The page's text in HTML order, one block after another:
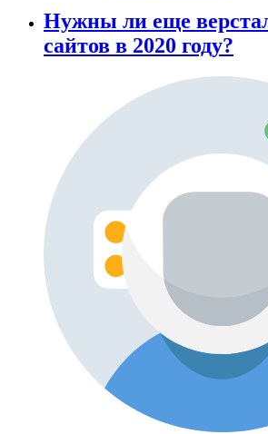
Нужны ли еще
сайтов в 2020 году?